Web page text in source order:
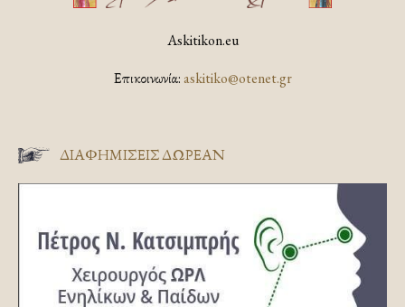
Askitikon.eu
Επικοινωνία:askitiko@otenet.gr
ΔΙΑΦΗΜΊΣΕΙΣ ΔΩΡΕΆΝ